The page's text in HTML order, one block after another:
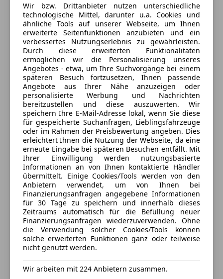
Geöffnet
Schließt um 12:00
Linzer Straße 179,
4600 Wels, AT
Kontakt
Günther Verkaufs-Hotline
Alle Fahrzeuge des Anbieters
Anbieter kontaktieren
Deine Nachricht
Eintauschwagen: Kaufen und verkaufen in nur einem
Wir bzw. Drittanbieter nutzen unterschiedliche
technologische Mittel, darunter u.a. Cookies und
ähnliche Tools auf unserer Webseite, um Ihnen
erweiterte Seitenfunktionen anzubieten und ein
verbessertes Nutzungserlebnis zu gewährleisten.
Durch diese erweiterten Funktionalitäten
ermöglichen wir die Personalisierung unseres
Angebotes - etwa, um Ihre Suchvorgänge bei einem
späteren Besuch fortzusetzen, Ihnen passende
Angebote aus Ihrer Nähe anzuzeigen oder
personalisierte Werbung und Nachrichten
bereitzustellen und diese auszuwerten. Wir
speichern Ihre E-Mail-Adresse lokal, wenn Sie diese
für gespeicherte Suchanfragen, Lieblingsfahrzeuge
oder im Rahmen der Preisbewertung angeben. Dies
erleichtert Ihnen die Nutzung der Webseite, da eine
erneute Eingabe bei späteren Besuchen entfällt. Mit
Ihrer Einwilligung werden nutzungsbasierte
Informationen an von Ihnen kontaktierte Händler
übermittelt. Einige Cookies/Tools werden von den
Anbietern verwendet, um von Ihnen bei
Finanzierungsanfragen angegebene Informationen
für 30 Tage zu speichern und innerhalb dieses
Zeitraums automatisch für die Befüllung neuer
Finanzierungsanfragen wiederzuverwenden. Ohne
die Verwendung solcher Cookies/Tools können
solche erweiterten Funktionen ganz oder teilweise
nicht genutzt werden.
Wir arbeiten mit 224 Anbietern zusammen.